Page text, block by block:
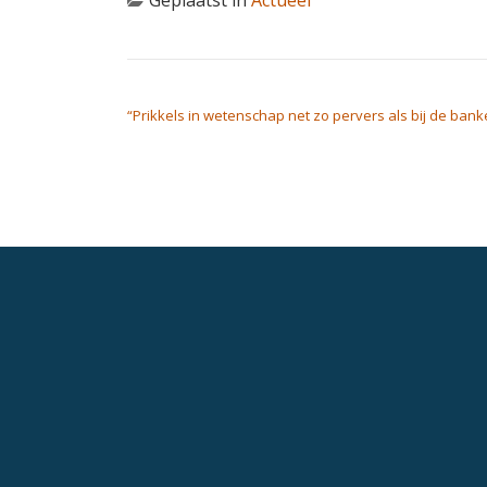
“Prikkels in wetenschap net zo pervers als bij de